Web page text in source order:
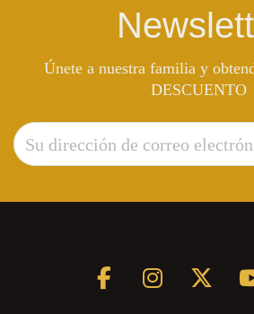
Únete a nuestra familia y
DESCUENTO